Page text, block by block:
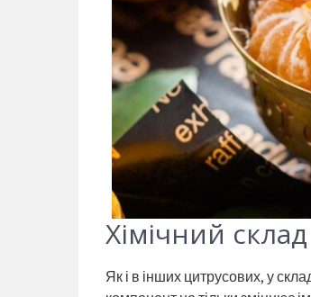
Хімічний
Як і в інших цитрусових, у